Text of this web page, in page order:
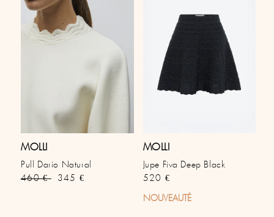
MOLLI
Pull Dario Natural
Prix habituel
460 € Prix soldé
345 €
MOLLI
Jupe Fiva Deep Black
Prix habituel
520 €
NOUVEAUTÉ